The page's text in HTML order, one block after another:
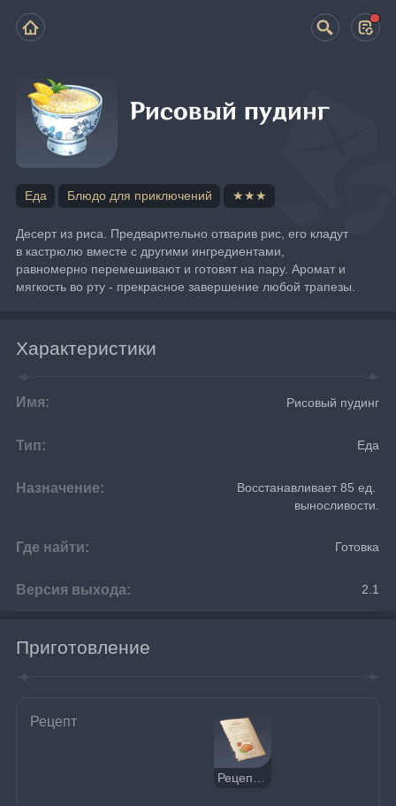
Рисовый пудинг
Еда Блюдо для приключений ★★★
Десерт из риса. Предварительно отварив рис, его кладут
в кастрюлю вместе с другими ингредиентами,
равномерно перемешивают и готовят на пару. Аромат и
мягкость во рту - прекрасное завершение любой трапезы.
Характеристики
Имя: Рисовый пудинг
Тип: Еда
Назначение:
Восстанавливает 85 ед.
выносливости.
Где найти: Готовка
Версия выхода: 2.1
Приготовление
Рецепт